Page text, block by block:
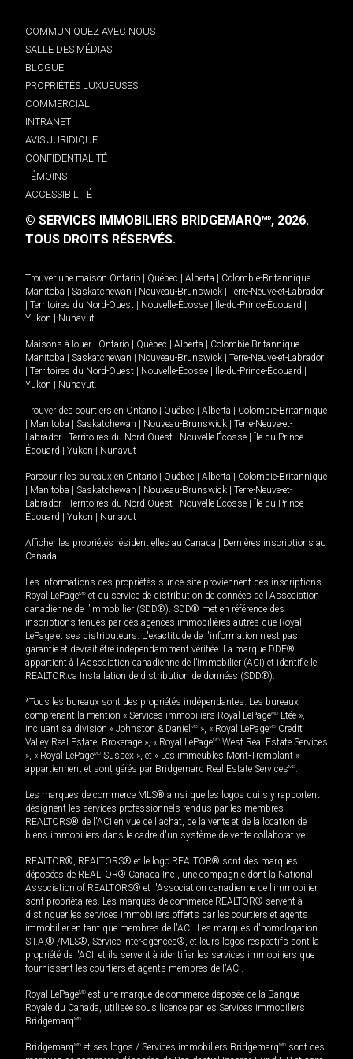
COMMUNIQUEZ AVEC NOUS
SALLE DES MÉDIAS
BLOGUE
PROPRIÉTÉS LUXUEUSES
COMMERCIAL
INTRANET
AVIS JURIDIQUE
CONFIDENTIALITÉ
TÉMOINS
ACCESSIBILITÉ
© SERVICES IMMOBILIERS BRIDGEMARQMD, 2026.
TOUS DROITS RÉSERVÉS.
Trouver une maison Ontario Québec Alberta Colombie-Britannique
Manitoba
Saskatchewan Nouveau-Brunswick
Terre-Neuve-et-Labrador
Territoires du Nord-Ouest Nouvelle-Écosse Île-du-Prince-Édouard
Yukon
Nunavut.
Maisons à louer - Ontario Québec Alberta Colombie-Britannique
Manitoba
Saskatchewan Nouveau-Brunswick
Terre-Neuve-et-Labrador
Territoires du Nord-Ouest Nouvelle-Écosse Île-du-Prince-Édouard
Yukon
Nunavut.
Trouver des courtiers en Ontario Québec Alberta
Colombie-Britannique
Manitoba Saskatchewan Nouveau-Brunswick
Terre-Neuve-et-
Labrador
Territoires du Nord-Ouest Nouvelle-Écosse
Île-du-Prince-
Édouard
Yukon Nunavut
Parcourir les bureaux en Ontario Québec Alberta
Colombie-Britannique
Manitoba Saskatchewan Nouveau-Brunswick
Terre-Neuve-et-
Labrador
Territoires du Nord-Ouest Nouvelle-Écosse
Île-du-Prince-
Édouard
Yukon Nunavut
Afficher les propriétés résidentielles au Canada
Dernières inscriptions au
Canada
Les informations des propriétés sur ce site proviennent des inscriptions
Royal LePageMD et du service de distribution de données de l'Association
canadienne de l’immobilier (SDD®). SDD® met en référence des
inscriptions tenues par des agences immobilières autres que Royal
LePage et ses distributeurs. L'exactitude de l'information n'est pas
garantie et devrait être indépendamment vérifiée. La marque DDF®
appartient à l'Association canadienne de l’immobilier (ACI) et identifie le
REALTOR.ca Installation de distribution de données (SDD®).
*Tous les bureaux sont des propriétés indépendantes. Les bureaux
comprenant la mention « Services immobiliers Royal LePageMD Ltée »,
incluant sa division « Johnston & Daniel MD », « Royal LePageMD Credit
Valley Real Estate, Brokerage », « Royal LePageMD West Real Estate Services
», « Royal LePageMD Sussex », et « Les immeubles Mont-Tremblant »
appartiennent et sont gérés par Bridgemarq Real Estate ServicesMD.
Les marques de commerce MLS® ainsi que les logos qui s'y rapportent
désignent les services professionnels rendus par les membres
REALTORS® de l'ACI en vue de l'achat, de la vente et de la location de
biens immobiliers dans le cadre d'un système de vente collaborative.
REALTOR®, REALTORS® et le logo REALTOR® sont des marques
déposées de REALTOR® Canada Inc., une compagnie dont la National
Association of REALTORS® et l'Association canadienne de l’immobilier
sont propriétaires. Les marques de commerce REALTOR® servent à
distinguer les services immobiliers offerts par les courtiers et agents
immobilier en tant que membres de l'ACI. Les marques d'homologation
S.I.A.® /MLS®, Service inter-agences®, et leurs logos respectifs sont la
propriété de l'ACI, et ils servent à identifier les services immobiliers que
fournissent les courtiers et agents membres de l'ACI.
Royal LePageMD est une marque de commerce déposée de la Banque
Royale du Canada, utilisée sous licence par les Services immobiliers
BridgemarqMD.
BridgemarqMD et ses logos / Services immobiliers BridgemarqMD sont des